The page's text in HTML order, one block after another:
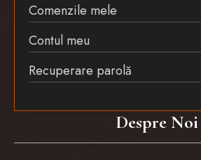
Despre Noi
Comenzile mele
Contul meu
Recuperare parolă